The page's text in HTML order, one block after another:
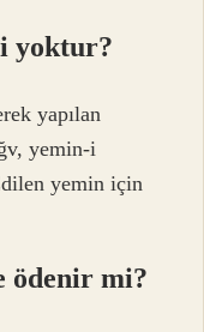
yoktur?
yapılan
yemin-i
yemin için
ödenir mi?